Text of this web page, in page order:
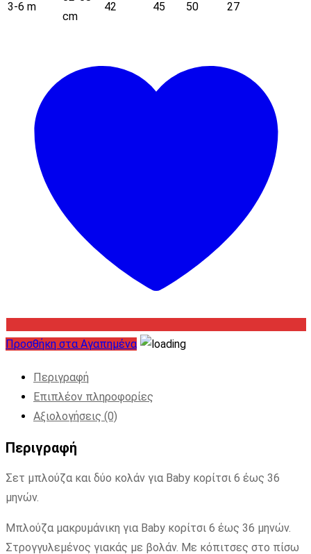
3-6 m
cm
42 45 50 27
Προσθήκη στα Αγαπημένα
Περιγραφή
Επιπλέον πληροφορίες
Αξιολογήσεις (0)
Περιγραφή
Σετ μπλούζα και δύο κολάν για Baby κορίτσι 6 έως 36
μηνών.
Μπλούζα μακρυμάνικη για Baby κορίτσι 6 έως 36 μηνών.
Στρογγυλεμένος γιακάς με βολάν. Με κόπιτσες στο πίσω